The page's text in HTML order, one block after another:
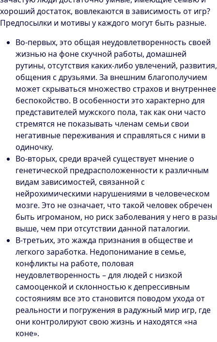
хороший достаток, вовлекаются в зависимость от игр?
Предпосылки и мотивы у каждого могут быть разные.
Во-первых, это общая неудовлетворенность своей
жизнью на фоне скучной работы, домашней
рутины, отсутствия каких-либо увлечений, развития,
общения с друзьями. За внешним благополучием
может скрываться множество страхов и внутреннее
беспокойство. В особенности это характерно для
представителей мужского пола, так как они часто
стремятся не показывать членам семьи свои
негативные переживания и справляться с ними в
одиночку.
Во-вторых, среди врачей существует мнение о
генетической предрасположенности к различным
видам зависимостей, связанной с
нейрохимическими нарушениями в человеческом
мозге. Это не означает, что такой человек обречен
быть игроманом, но риск заболевания у него в разы
выше, чем при отсутствии данной паталогии.
В-третьих, это жажда признания в обществе и
легкого заработка. Недопонимание в семье,
конфликты на работе, половая
неудовлетворенность – для людей с низкой
самооценкой и склонностью к депрессивным
состояниям все это становится поводом ухода от
реальности и погружения в радужный мир игр, где
они контролируют свою жизнь и находятся «на
коне».